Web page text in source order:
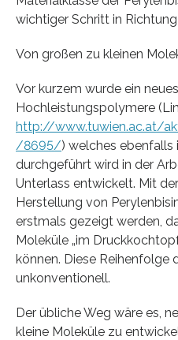
wichtiger Schritt in
Von großen zu kleinen
Vor kurzem wurde ein
Hochleistungspolymere
http://www.tuwien.ac.at/
/8695/) welches ebenfalls
durchgeführt wird in der
Unterlass entwickelt. Mit
Herstellung von
erstmals gezeigt werden,
Moleküle „im
können. Diese Reihenfolge
unkonventionell.
Der übliche Weg wäre es,
kleine Moleküle zu